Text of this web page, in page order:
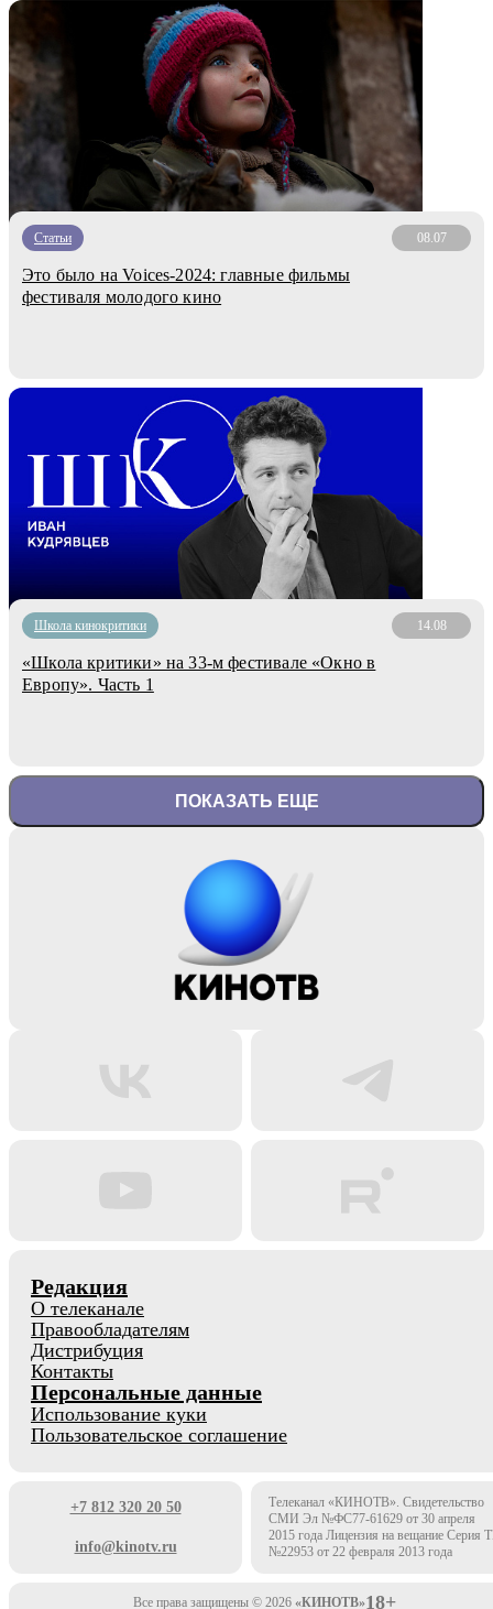
Статьи 08.07
Это было на Voices-2024: главные фильмы
фестиваля молодого кино
Школа кинокритики 14.08
«Школа критики» на 33-м фестивале «Окно в
Европу». Часть 1
ПОКАЗАТЬ ЕЩЕ
Редакция
О телеканале
Правообладателям
Дистрибуция
Контакты
Персональные данные
Использование куки
Пользовательское соглашение
+7 812 320 20 50
info@kinotv.ru
Телеканал «КИНОТВ». Свидетельство
СМИ Эл №ФС77-61629 от 30 апреля
2015 года Лицензия на вещание Серия
№22953 от 22 февраля 2013 года
Все права защищены © 2026 «КИНОТВ»18+